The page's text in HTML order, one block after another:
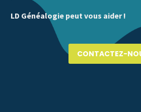
LD Généalogie peut vous aider !
CONTACTEZ-